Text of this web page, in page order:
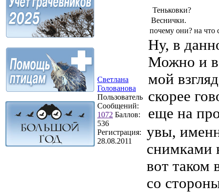
Светлана
Голованова
Пользователь
Сообщений:
1072 Баллов:
536
Регистрация:
28.08.2011
Теньковки?
Веснички.
почему они? на что
Ну, в
Можно и
мой
скорее
еще на
увы,
снимками
вот таком
со